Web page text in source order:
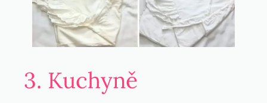
3. Kuchyně